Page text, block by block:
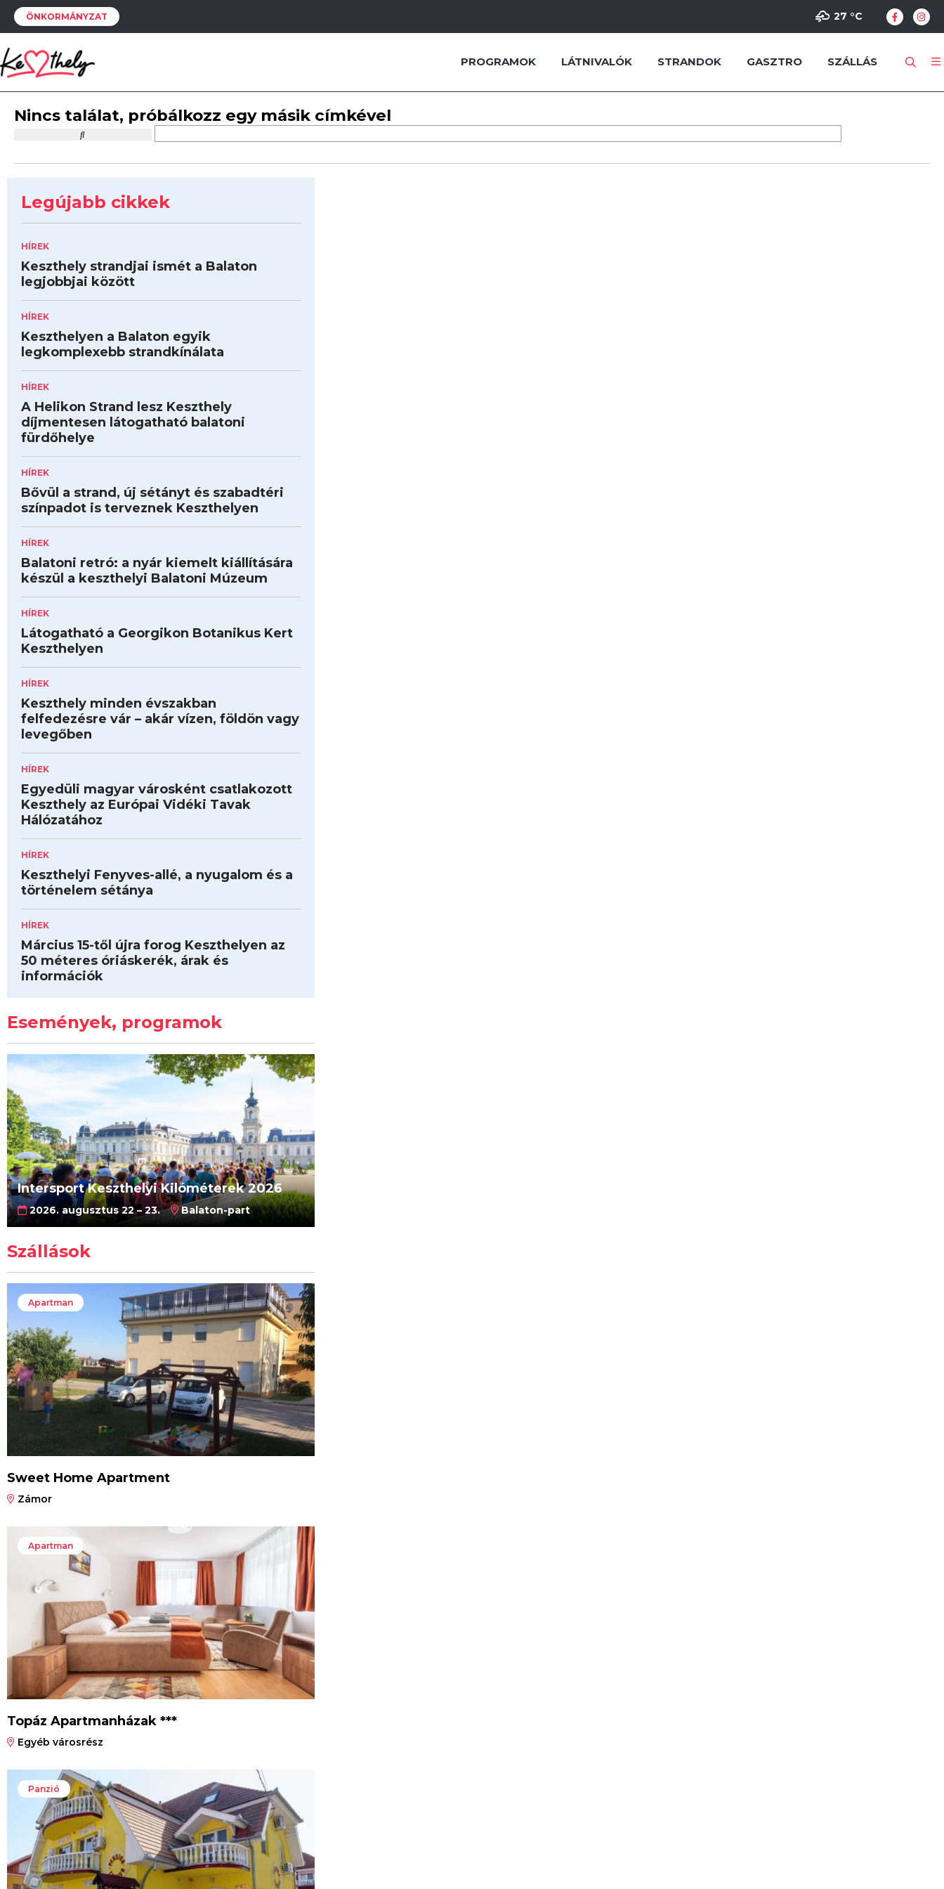
ÖNKORMÁNYZAT 27 °C
PROGRAMOK LÁTNIVALÓK STRANDOK GASZTRO SZÁLLÁS
Nincs találat, próbálkozz egy másik címkével
Legújabb cikkek
HÍREK
Keszthely strandjai ismét a Balaton
legjobbjai között
HÍREK
Keszthelyen a Balaton egyik
legkomplexebb strandkínálata
HÍREK
A Helikon Strand lesz Keszthely
díjmentesen látogatható balatoni
fürdőhelye
HÍREK
Bővül a strand, új sétányt és szabadtéri
színpadot is terveznek Keszthelyen
HÍREK
Balatoni retró: a nyár kiemelt kiállítására
készül a keszthelyi Balatoni Múzeum
HÍREK
Látogatható a Georgikon Botanikus Kert
Keszthelyen
HÍREK
Keszthely minden évszakban
felfedezésre vár – akár vízen, földön vagy
levegőben
HÍREK
Egyedüli magyar városként csatlakozott
Keszthely az Európai Vidéki Tavak
Hálózatához
HÍREK
Keszthelyi Fenyves-allé, a nyugalom és a
történelem sétánya
HÍREK
Március 15-től újra forog Keszthelyen az
50 méteres óriáskerék, árak és
információk
Események, programok
Intersport Keszthelyi Kilóméterek 2026
2026. augusztus 22 – 23. Balaton-part
Szállások
Apartman
Sweet Home Apartment
Zámor
Apartman
Topáz Apartmanházak ***
Egyéb városrész
Panzió